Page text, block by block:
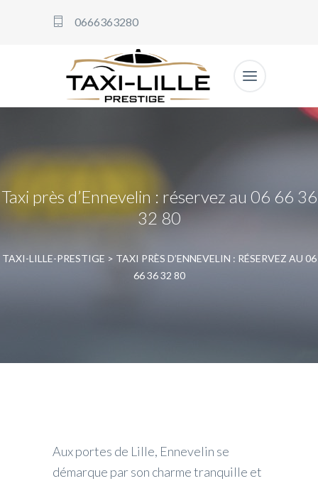
0666363280
Taxi près d’Ennevelin : réservez au 06 66 36
32 80
TAXI-LILLE-PRESTIGE > TAXI PRÈS D’ENNEVELIN : RÉSERVEZ AU 06
66 36 32 80
Aux portes de Lille, Ennevelin se
démarque par son charme tranquille et